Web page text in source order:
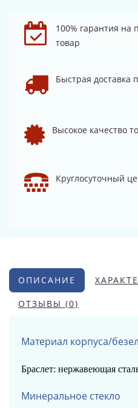
100% гарантия на
товар
Быстрая доставка
Высокое качество
Круглосуточный
ОПИСАНИЕ
ОТЗЫВЫ (0)
Материал корпуса/
Браслет: нержавеющая
Минеральное стекло